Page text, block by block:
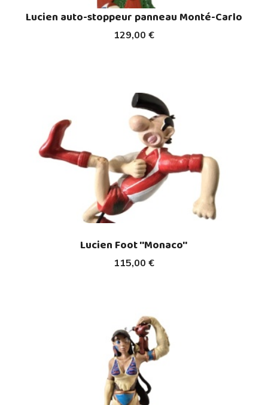
129,00 €
Lucien auto-stoppeur panneau Monté-Carlo
115,00 €
Lucien Foot ''Monaco''